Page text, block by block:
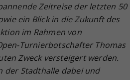
Zeitreise der letzten 50
ein Blick in die Zukunft des
im Rahmen von
Turnierbotschafter Thomas
Zweck versteigert werden.
der Stadthalle dabei und